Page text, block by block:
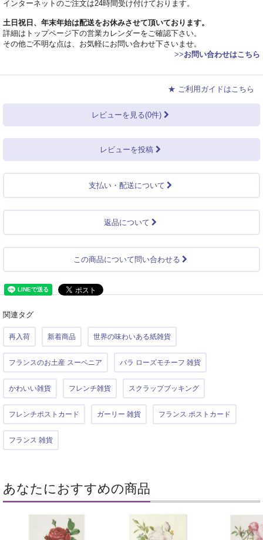
インターネットのご注文は24時間受け付けております。
土日祝日、年末年始は配送をお休みさせて頂いております。
詳細はトップページ下の営業カレンダーをご確認下さい。
その他ご不明な点は、お気軽にお問い合わせ下さいませ。
>>お問い合わせはこちら
★ ご利用ガイドはこちら
レビューを見る(0件)
レビューを投稿
支払い・配送について
返品について
この商品について問い合わせる
関連タグ
再入荷 新着商品 世界の味わいある紙雑貨
フランスのお土産 スーベニア バラ ローズモチーフ 雑貨
かわいい雑貨 フレンチ雑貨 スクラップブッキング
フレンチポストカード ガーリー 雑貨 フランス ポストカード
フランス 雑貨
あなたにおすすめの商品